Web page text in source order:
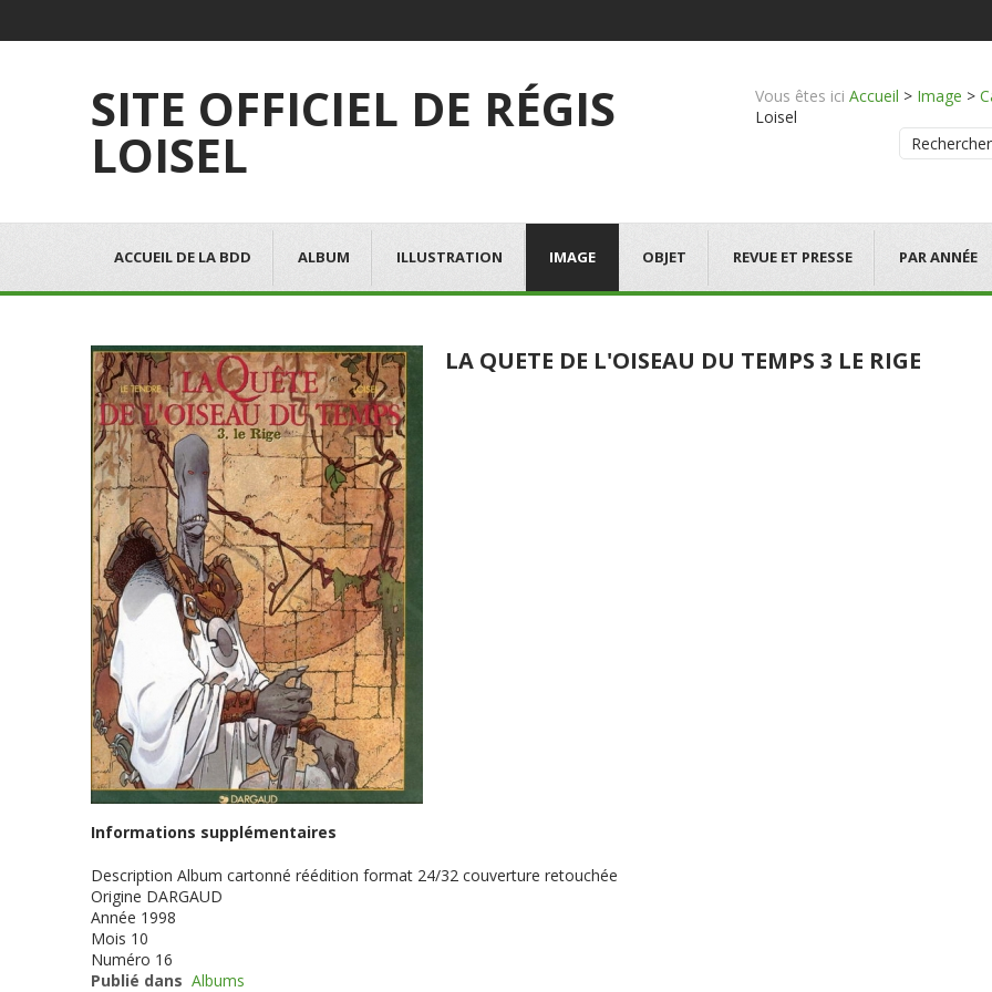
SITE OFFICIEL DE RÉGIS
LOISEL
Vous êtes ici Accueil > Image >
Loisel
Rechercher
ACCUEIL DE LA BDD ALBUM ILLUSTRATION IMAGE OBJET REVUE ET PRESSE PAR ANNÉE
LA QUETE DE L'OISEAU DU TEMPS 3 LE RIGE
Informations supplémentaires
Description Album cartonné réédition format 24/32 couverture retouchée
Origine DARGAUD
Année 1998
Mois 10
Numéro 16
Publié dans Albums